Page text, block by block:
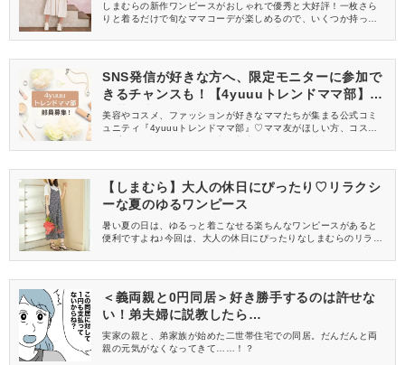
しまむらの新作ワンピースがおしゃれで優秀と大好評！一枚さら
りと着るだけで旬なママコーデが楽しめるので、いくつか持って
ぜひチェックしてみてくださいね。
SNS発信が好きな方へ、限定モニターに参加で
きるチャンスも！【4yuuuトレンドママ部】部
員募集中
美容やコスメ、ファッションが好きなママたちが集まる公式コミ
ュニティ『4yuuuトレンドママ部』♡ママ友がほしい方、コスメサ
信してくれる方を募集しています！
【しまむら】大人の休日にぴったり♡リラクシ
ーな夏のゆるワンピース
暑い夏の日は、ゆるっと着こなせる楽ちんなワンピースがあると
便利ですよね♪今回は、大人の休日にぴったりなしまむらのリラク
ので、ぜひチェックしてみてくださいね！
＜義両親と0円同居＞好き勝手するのは許せな
い！弟夫婦に説教したら…
実家の親と、弟家族が始めた二世帯住宅での同居。だんだんと両
親の元気がなくなってきて……！？